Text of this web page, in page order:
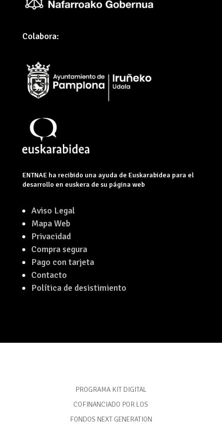
Colabora:
ENTNAE ha recibido una ayuda de Euskarabidea para el
desarrollo en euskera de su página web
Aviso Legal
Mapa Web
Privacidad
Compra segura
Pago con tarjeta
Contacto
Política de desistimiento
PROGRAMA KIT DIGITAL
COFINANCIADO POR LOS
FONDOS NEXT GENERATION